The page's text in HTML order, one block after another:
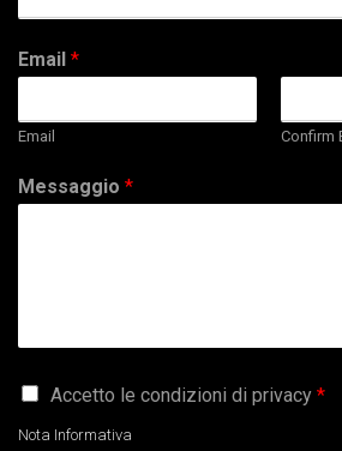
Email *
Email Confirm
Messaggio *
G
P
Accetto le condizioni di privacy *
Nota Informativa